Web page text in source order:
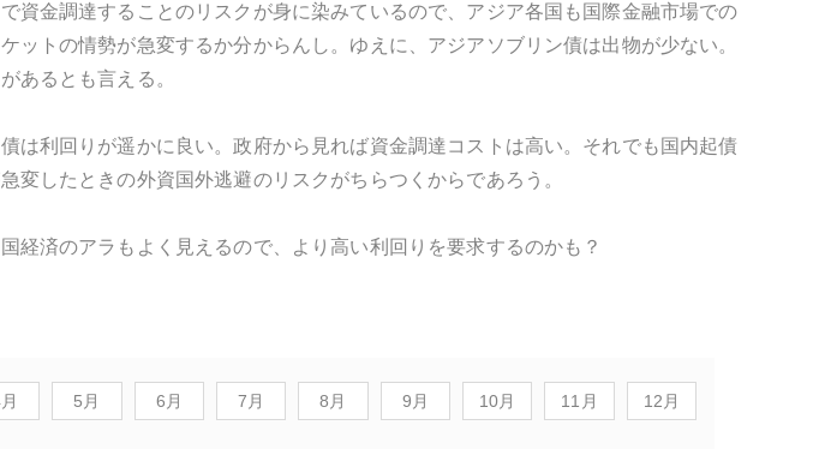
資金調達することのリスクが身に染みているので、アジア各国も国際金融市場での
ットの情勢が急変するか分からんし。ゆえに、アジアソブリン債は出物が少ない。
あるとも言える。
は利回りが遥かに良い。政府から見れば資金調達コストは高い。それでも国内起債
変したときの外資国外逃避のリスクがちらつくからであろう。
経済のアラもよく見えるので、より高い利回りを要求するのかも？
5月 6月 7月 8月 9月 10月 11月 12月